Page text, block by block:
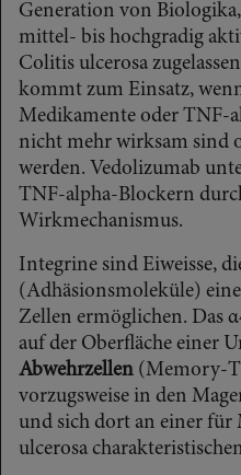
Generation von
mittel- bis hochgradig
Colitis ulcerosa
kommt zum Einsatz,
Medikamente oder TNF-
nicht mehr wirksam sind
werden. Vedolizumab
TNF-alpha-Blockern
Wirkmechanismus.
Integrine sind Eiweisse,
(Adhäsionsmoleküle)
Zellen ermöglichen. Das
auf der Oberfläche einer
Abwehrzellen (Memory-
vorzugsweise in den
und sich dort an einer
ulcerosa